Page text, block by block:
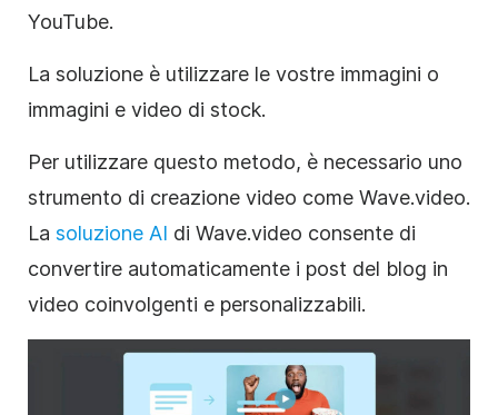
YouTube.
La soluzione è utilizzare le vostre immagini o
immagini e video di stock.
Per utilizzare questo metodo, è necessario uno
strumento di creazione video come Wave.video.
La soluzione AI di Wave.video consente di
convertire automaticamente i post del blog in
video coinvolgenti e personalizzabili.